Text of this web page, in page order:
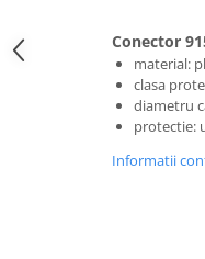
Conector
material:
clasa
diametru
protectie:
Informatii